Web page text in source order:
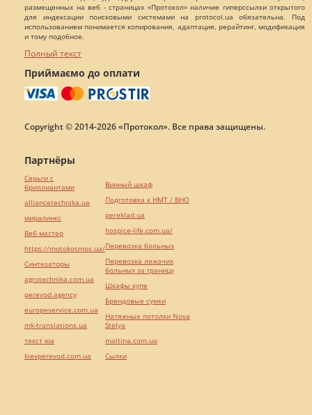
размещенных на веб - страницах «Протокол» наличие гиперссылки открытого
для индексации поисковыми системами на protocol.ua обязательна. Под
использованием понимается копирования, адаптация, рерайтинг, модификация
и тому подобное.
Полный текст
Приймаємо до оплати
Copyright © 2014-2026 «Протокол». Все права защищены.
Партнёры
Серьги с
бриллиантами
alliancetechnika.ua
миралинкс
Веб мастер
https://motokosmos.ua/
Синтезаторы
agrotechnika.com.ua
perevod.agency
europeservice.com.ua
mk-translations.ua
текст юа
kievperevod.com.ua
Винный шкаф
Подготовка к НМТ / ВНО
pereklad.ua
hospice-life.com.ua/
Перевозка больных
Перевозка лежачих
больных за границу
Шкафы купе
Брендовые сумки
Натяжные потолки Nova
Stelya
maltina.com.ua
Cылки